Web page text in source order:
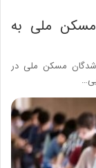
مسکن ملی به
مسکن ملی در